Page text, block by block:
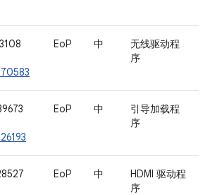
EoP 中
无线驱动程
序
EoP 中
引导加载程
序
EoP 中
HDMI 驱动程
序